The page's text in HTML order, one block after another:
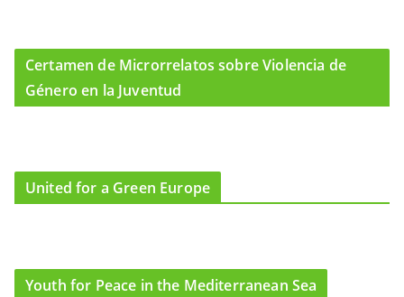
Certamen de Microrrelatos sobre Violencia de
Género en la Juventud
United for a Green Europe
Youth for Peace in the Mediterranean Sea